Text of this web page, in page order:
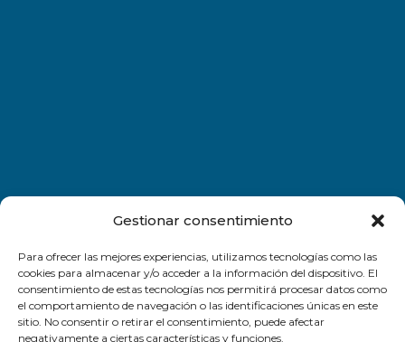
Gestionar consentimiento
Para ofrecer las mejores experiencias, utilizamos tecnologías como las
cookies para almacenar y/o acceder a la información del dispositivo. El
consentimiento de estas tecnologías nos permitirá procesar datos como
el comportamiento de navegación o las identificaciones únicas en este
sitio. No consentir o retirar el consentimiento, puede afectar
negativamente a ciertas características y funciones.